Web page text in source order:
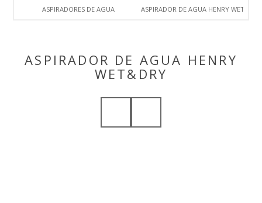
ASPIRADORES DE AGUA ASPIRADOR DE AGUA HENRY WET&DRY
ASPIRADOR DE AGUA HENRY
WET&DRY